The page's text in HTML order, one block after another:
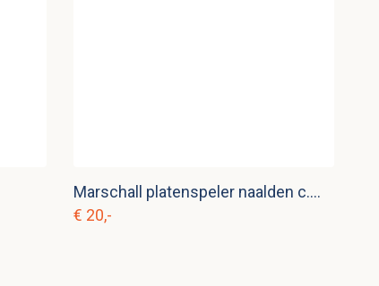
Marschall platenspeler naalden c.m 1
€ 20,-